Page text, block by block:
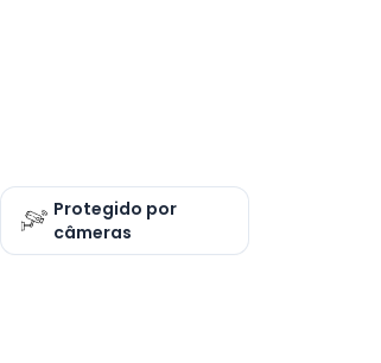
Protegido por
câmeras